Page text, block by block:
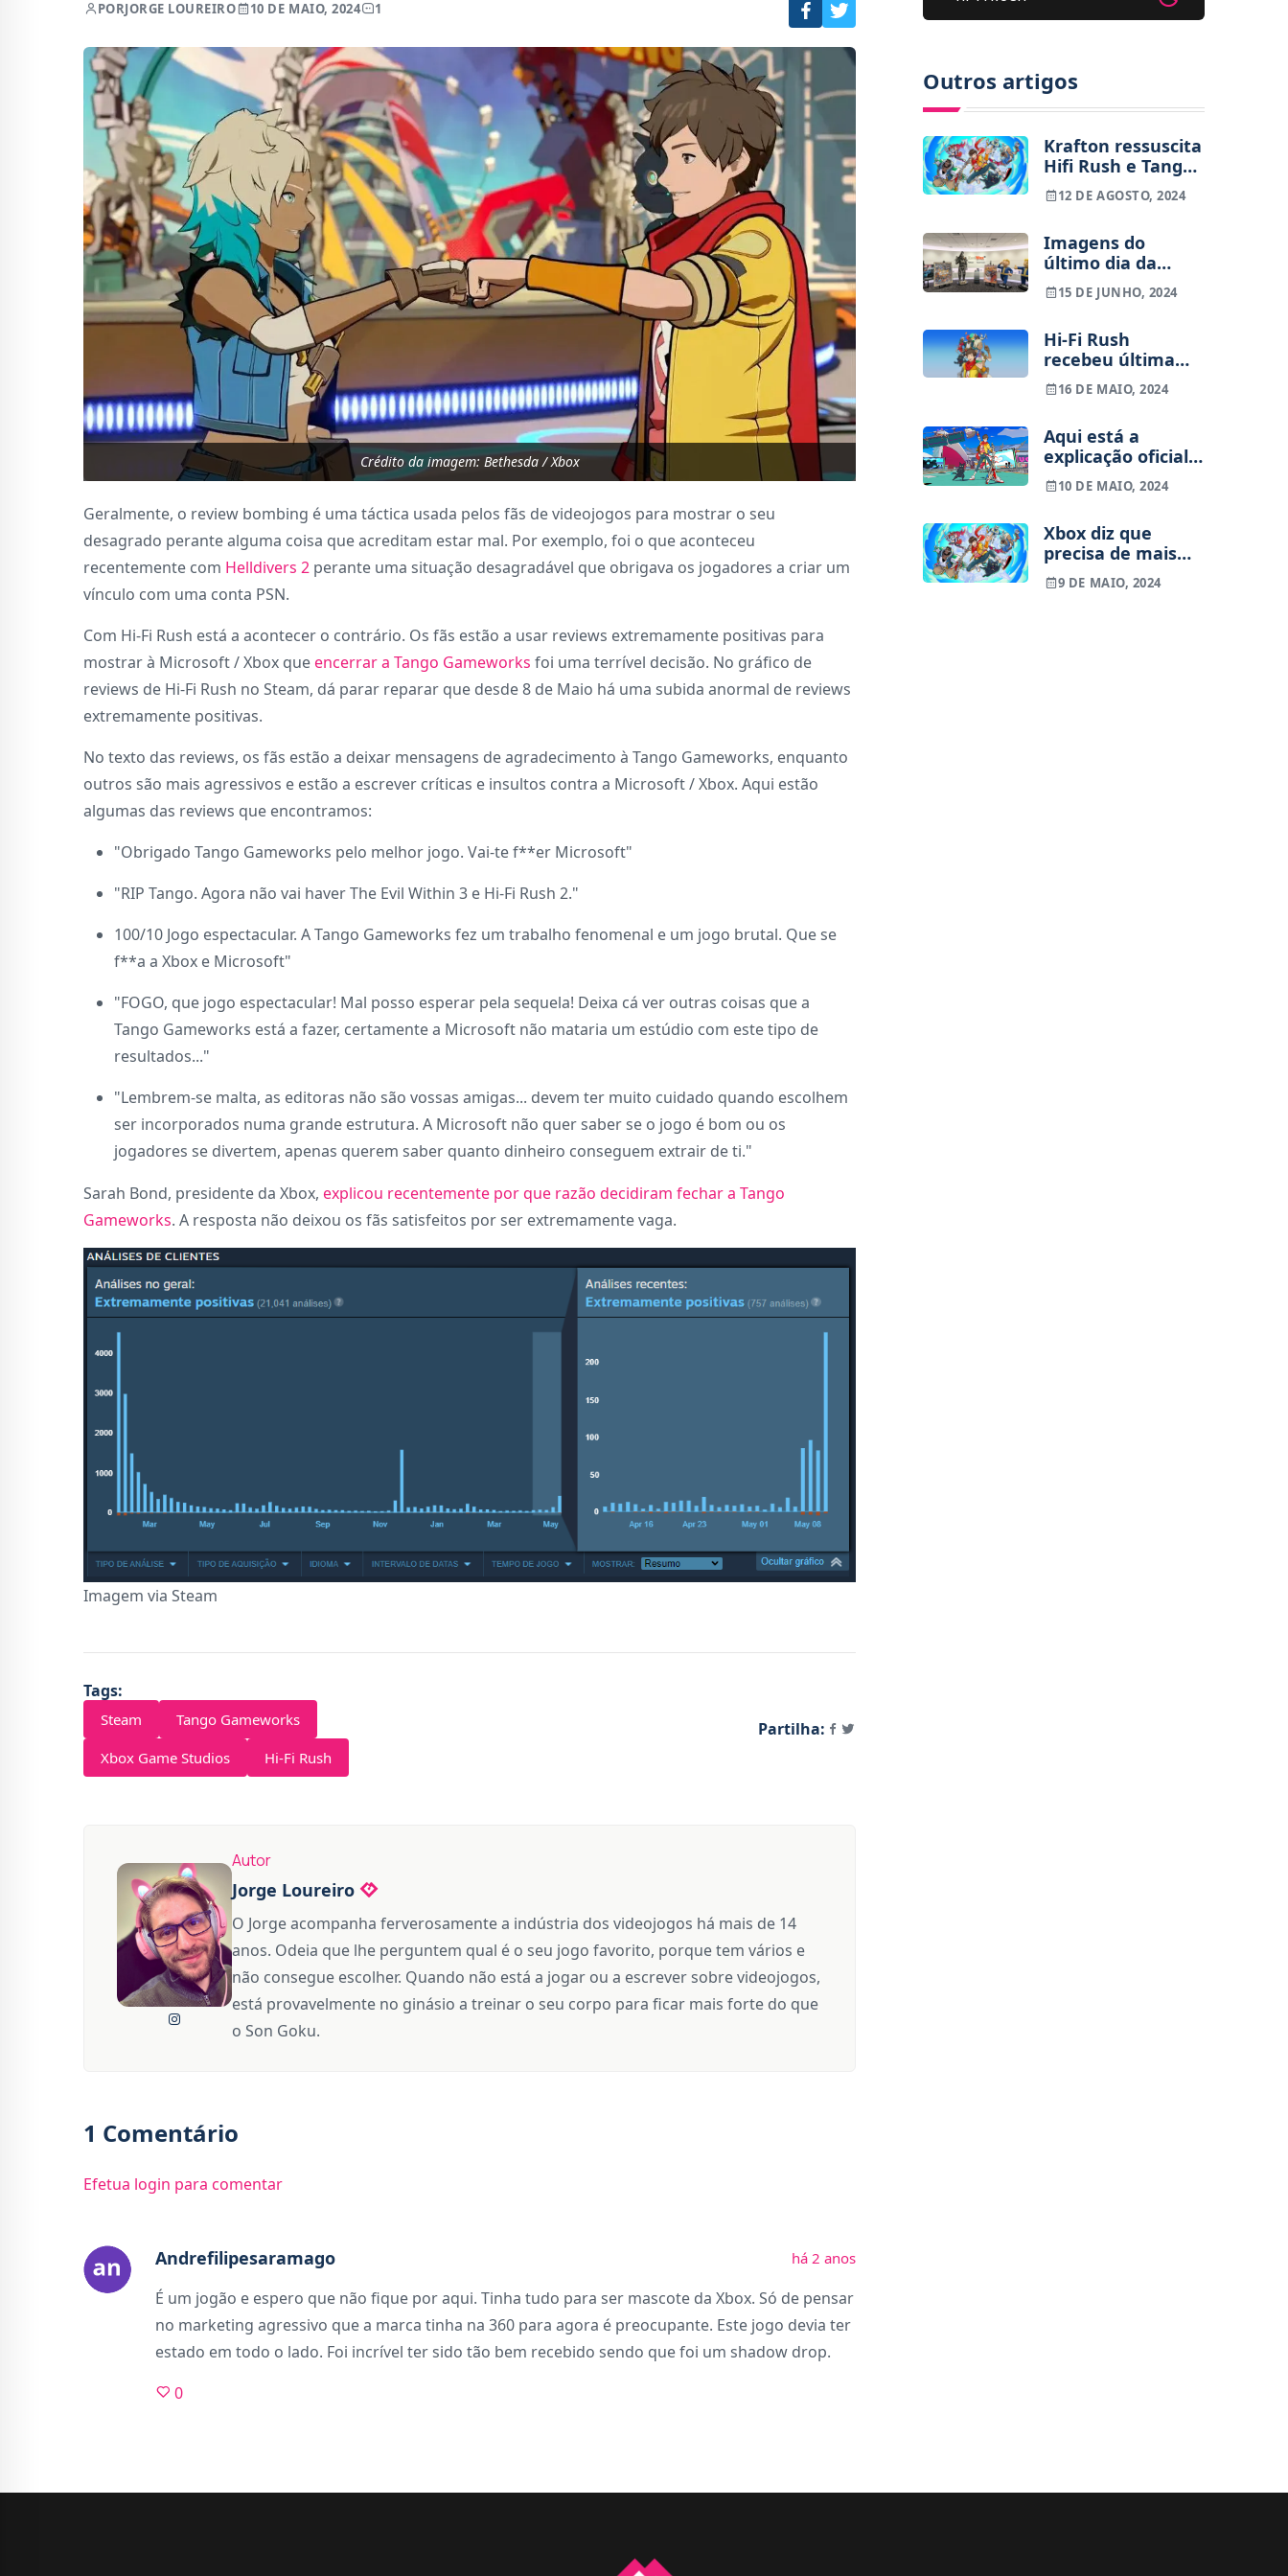
PORJORGE LOUREIRO 10 DE MAIO, 2024 1
Crédito da imagem: Bethesda / Xbox
Geralmente, o review bombing é uma táctica usada pelos fãs de videojogos para mostrar o seu
desagrado perante alguma coisa que acreditam estar mal. Por exemplo, foi o que aconteceu
recentemente com Helldivers 2 perante uma situação desagradável que obrigava os jogadores a criar um
vínculo com uma conta PSN.
Com Hi-Fi Rush está a acontecer o contrário. Os fãs estão a usar reviews extremamente positivas para
mostrar à Microsoft / Xbox que encerrar a Tango Gameworks foi uma terrível decisão. No gráfico de
reviews de Hi-Fi Rush no Steam, dá parar reparar que desde 8 de Maio há uma subida anormal de reviews
extremamente positivas.
No texto das reviews, os fãs estão a deixar mensagens de agradecimento à Tango Gameworks, enquanto
outros são mais agressivos e estão a escrever críticas e insultos contra a Microsoft / Xbox. Aqui estão
algumas das reviews que encontramos:
"Obrigado Tango Gameworks pelo melhor jogo. Vai-te f**er Microsoft"
"RIP Tango. Agora não vai haver The Evil Within 3 e Hi-Fi Rush 2."
100/10 Jogo espectacular. A Tango Gameworks fez um trabalho fenomenal e um jogo brutal. Que se
f**a a Xbox e Microsoft"
"FOGO, que jogo espectacular! Mal posso esperar pela sequela! Deixa cá ver outras coisas que a
Tango Gameworks está a fazer, certamente a Microsoft não mataria um estúdio com este tipo de
resultados..."
"Lembrem-se malta, as editoras não são vossas amigas... devem ter muito cuidado quando escolhem
ser incorporados numa grande estrutura. A Microsoft não quer saber se o jogo é bom ou os
jogadores se divertem, apenas querem saber quanto dinheiro conseguem extrair de ti."
Sarah Bond, presidente da Xbox, explicou recentemente por que razão decidiram fechar a Tango
Gameworks. A resposta não deixou os fãs satisfeitos por ser extremamente vaga.
Imagem via Steam
Tags:
Steam
Tango Gameworks
Xbox Game Studios
Hi-Fi Rush
Partilha:
Autor
Jorge Loureiro
O Jorge acompanha ferverosamente a indústria dos videojogos há mais de 14
anos. Odeia que lhe perguntem qual é o seu jogo favorito, porque tem vários e
não consegue escolher. Quando não está a jogar ou a escrever sobre videojogos,
está provavelmente no ginásio a treinar o seu corpo para ficar mais forte do que
o Son Goku.
1 Comentário
Efetua login para comentar
Andrefilipesaramago há 2 anos
É um jogão e espero que não fique por aqui. Tinha tudo para ser mascote da Xbox. Só de pensar
no marketing agressivo que a marca tinha na 360 para agora é preocupante. Este jogo devia ter
estado em todo o lado. Foi incrível ter sido tão bem recebido sendo que foi um shadow drop.
0
Outros artigos
Krafton ressuscita
Hifi Rush e Tango
Gameworks
12 DE AGOSTO, 2024
Imagens do
último dia da
Tango Gameworks
15 DE JUNHO, 2024
Hi-Fi Rush
recebeu última
actualização
antes da Tango
16 DE MAIO, 2024
Aqui está a
explicação oficial
da Xbox para ter
fechado a Tango
10 DE MAIO, 2024
Xbox diz que
precisa de mais
jogos como Hi-Fi
Rush
9 DE MAIO, 2024